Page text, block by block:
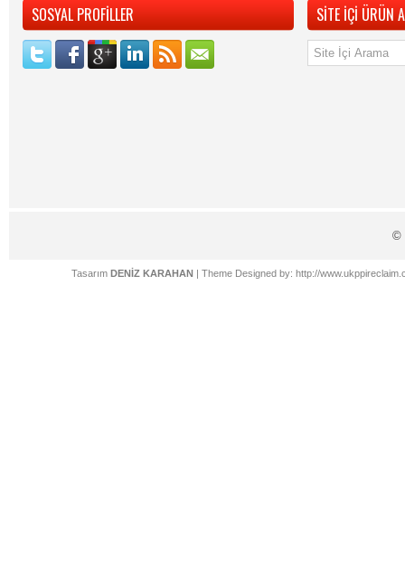
SOSYAL PROFİLLER SİTE İÇİ ÜRÜN
©
Tasarım DENİZ KARAHAN| Theme Designed by: http://